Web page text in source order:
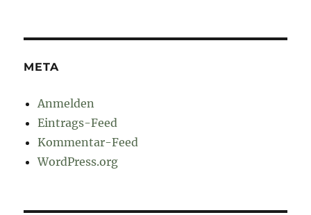
META
Anmelden
Eintrags-Feed
Kommentar-Feed
WordPress.org